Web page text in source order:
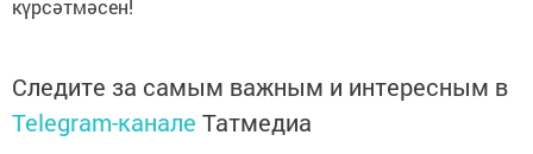
күрсәтмәсен!
Следите за самым важным и интересным в
Telegram-канале Татмедиа